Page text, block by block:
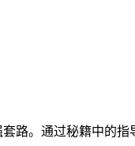
路。通过秘籍中的